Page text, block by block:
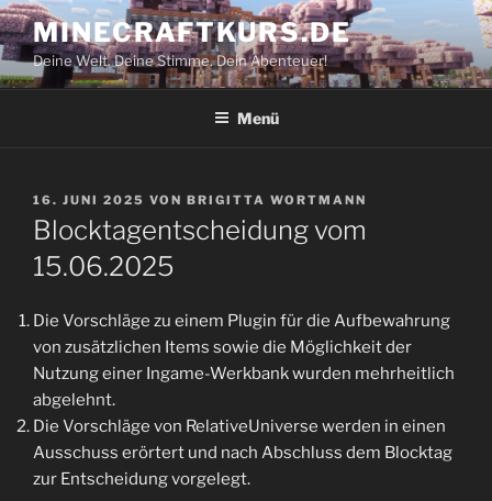
Zum
Inhalt
springen
MINECRAFTKURS.DE
Deine Welt. Deine Stimme. Dein Abenteuer!
Menü
VERÖFFENTLICHT
AM
16. JUNI 2025 VON BRIGITTA WORTMANN
Blocktagentscheidung vom
15.06.2025
Die Vorschläge zu einem Plugin für die Aufbewahrung
von zusätzlichen Items sowie die Möglichkeit der
Nutzung einer Ingame-Werkbank wurden mehrheitlich
abgelehnt.
Die Vorschläge von RelativeUniverse werden in einen
Ausschuss erörtert und nach Abschluss dem Blocktag
zur Entscheidung vorgelegt.